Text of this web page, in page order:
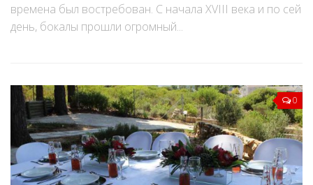
времена был востребован. С начала XVIII века и по сей
день, бокалы прошли огромный...
0